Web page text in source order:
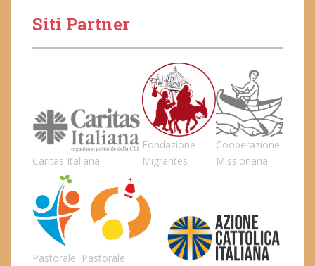
Siti Partner
Caritas Italiana
Fondazione
Migrantes
Cooperazione
Missionaria
Pastorale Pastorale